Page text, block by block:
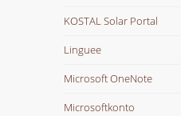
KOSTAL Solar Portal
Linguee
Microsoft OneNote
Microsoftkonto